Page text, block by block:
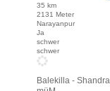
35 km
2131 Meter
Narayanpur
Ja
schwer
schwer
Balekilla -